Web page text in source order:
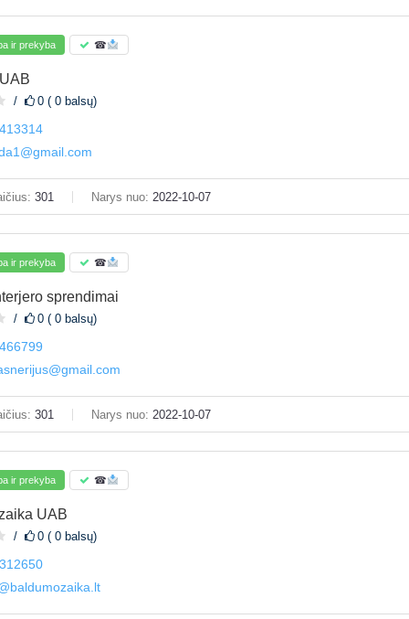
ir prekyba ☎
0 ( 0 balsų)
301 Narys nuo: 2022-10-07
ir prekyba ☎
sprendimai
0 ( 0 balsų)
301 Narys nuo: 2022-10-07
ir prekyba ☎
UAB
0 ( 0 balsų)